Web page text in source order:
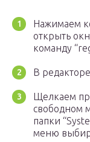
Нажимаем
открыть
команду
В
Щелкаем
свободном
папки
меню